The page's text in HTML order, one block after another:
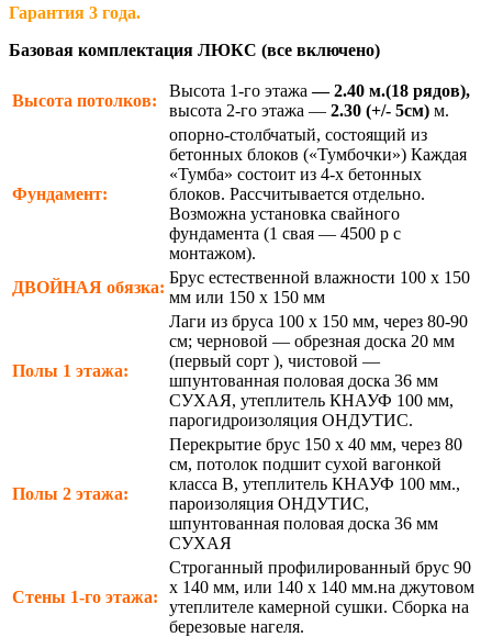
Гарантия 3 года.
Базовая комплектация ЛЮКС (все включено)
Высота потолков:
Высота 1-го этажа— 2.40 м.(18 рядов),
высота 2-го этажа — 2.30 (+/- 5см) м.
Фундамент:
опорно-столбчатый, состоящий из
бетонных блоков («Тумбочки») Каждая
«Тумба» состоит из 4-х бетонных
блоков. Рассчитывается отдельно.
Возможна установка свайного
фундамента (1 свая — 4500 р с
монтажом).
ДВОЙНАЯ обязка:
Брус естественной влажности 100 х 150
мм или 150 х 150 мм
Полы 1 этажа:
Лаги из бруса 100 х 150 мм, через 80-90
см; черновой — обрезная доска 20 мм
(первый сорт ), чистовой —
шпунтованная половая доска 36 мм
СУХАЯ, утеплитель КНАУФ 100 мм,
парогидроизоляция ОНДУТИС.
Полы 2 этажа:
Перекрытие брус 150 х 40 мм, через 80
см, потолок подшит сухой вагонкой
класса В, утеплитель КНАУФ 100 мм.,
пароизоляция ОНДУТИС,
шпунтованная половая доска 36 мм
СУХАЯ
Стены 1-го этажа:
Строганный профилированный брус 90
х 140 мм, или 140 х 140 мм.на джутовом
утеплителе камерной сушки. Сборка на
березовые нагеля.